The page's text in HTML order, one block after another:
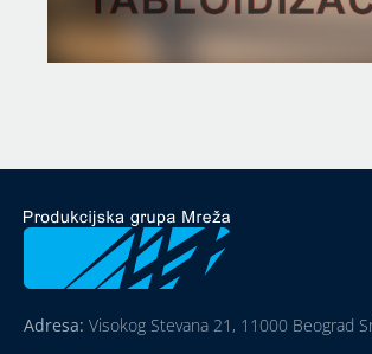
Adresa: Visokog Stevana 21, 11000 Beograd